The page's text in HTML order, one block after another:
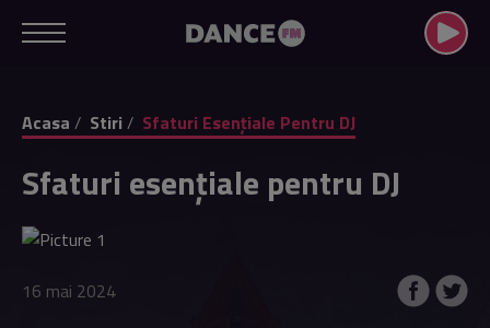
Acasa Stiri Sfaturi Esențiale Pentru DJ
Sfaturi esențiale pentru DJ
16 mai 2024